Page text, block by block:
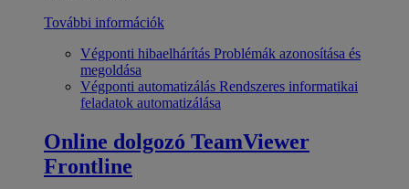
További információk
Végponti hibaelhárítás Problémák azonosítása és
megoldása
Végponti automatizálás Rendszeres informatikai
feladatok automatizálása
Online dolgozó TeamViewer
Frontline